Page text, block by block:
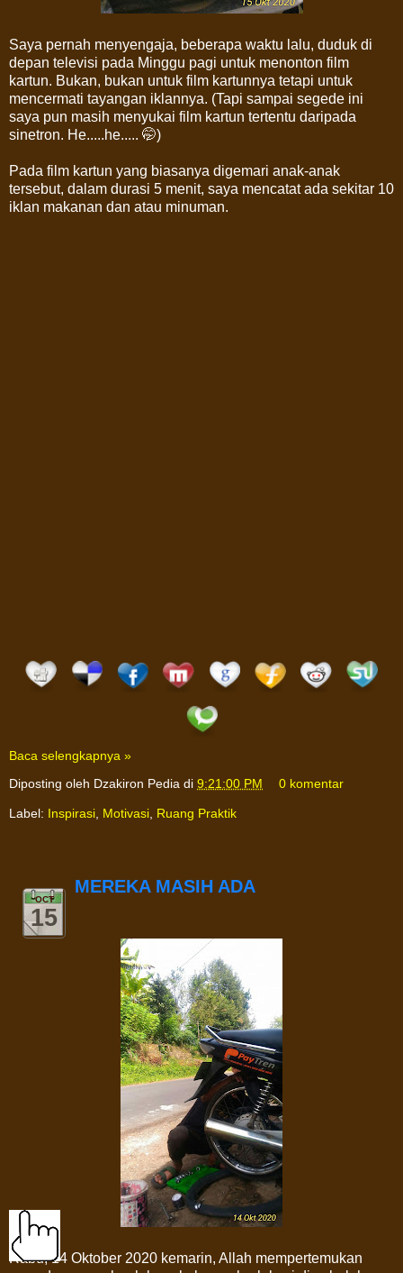
Saya pernah menyengaja, beberapa waktu lalu, duduk di
depan televisi pada Minggu pagi untuk menonton film
kartun. Bukan, bukan untuk film kartunnya tetapi untuk
mencermati tayangan iklannya. (Tapi sampai segede ini
saya pun masih menyukai film kartun tertentu daripada
sinetron. He.....he..... 🤭)
Pada film kartun yang biasanya digemari anak-anak
tersebut, dalam durasi 5 menit, saya mencatat ada sekitar 10
iklan makanan dan atau minuman.
Baca selengkapnya »
Diposting oleh Dzakiron Pedia di 9:21:00 PM 0 komentar
Label: Inspirasi Motivasi Ruang Praktik
OCT
15
MEREKA MASIH ADA
Rabu, 14 Oktober 2020 kemarin, Allah mempertemukan